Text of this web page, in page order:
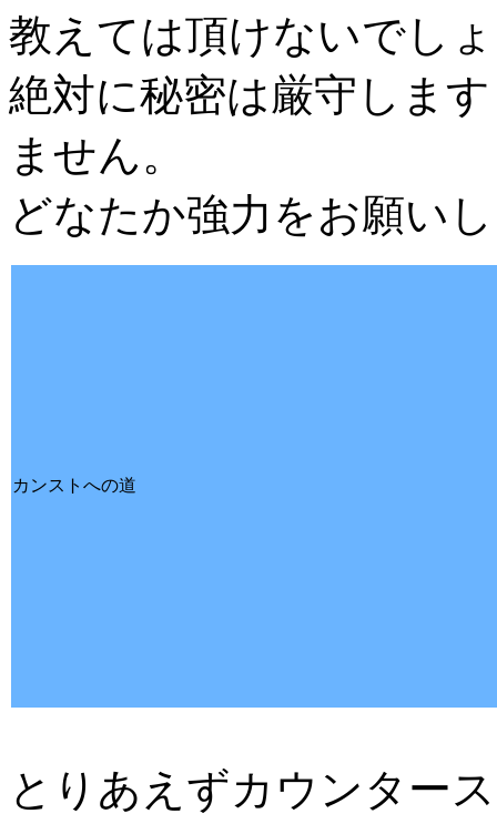
教えては頂けないでし
絶対に秘密は厳守しま
ません。
どなたか強力をお願い
カンストへの道
とりあえずカウンター